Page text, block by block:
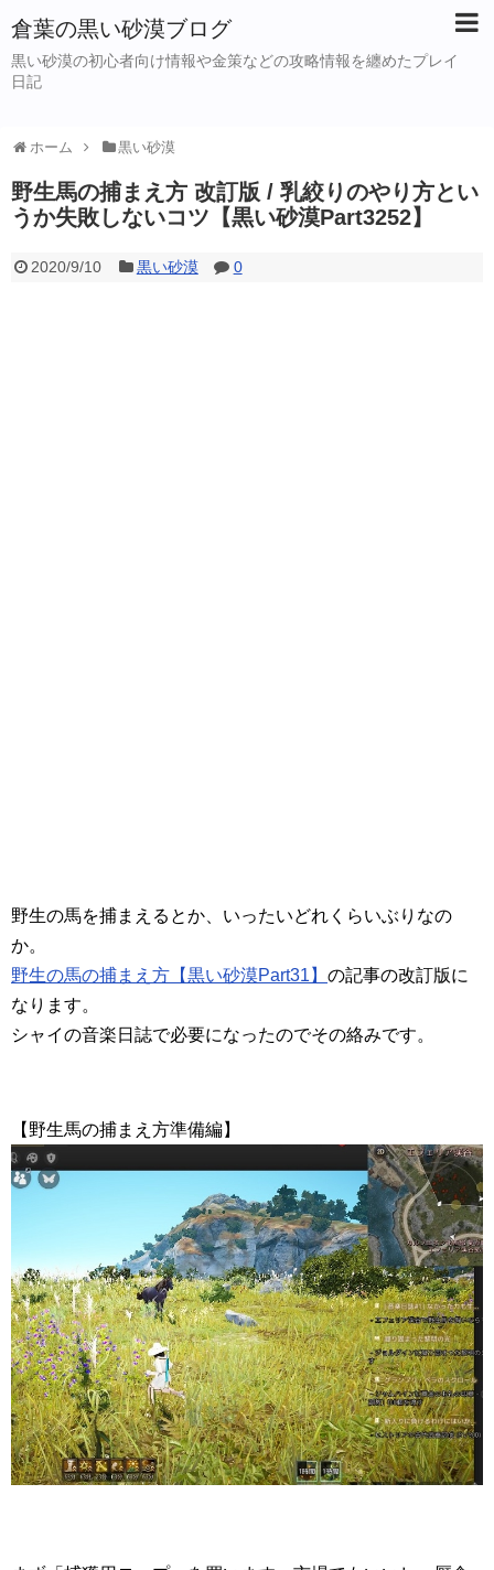
倉葉の黒い砂漠ブログ
黒い砂漠の初心者向け情報や金策などの攻略情報を纏めたプレイ
日記
ホーム 黒い砂漠
野生馬の捕まえ方 改訂版 / 乳絞りのやり方とい
うか失敗しないコツ【黒い砂漠Part3252】
2020/9/10 黒い砂漠 0
野生の馬を捕まえるとか、いったいどれくらいぶりなの
か。
野生の馬の捕まえ方【黒い砂漠Part31】 の記事の改訂版に
なります。
シャイの音楽日誌で必要になったのでその絡みです。
【野生馬の捕まえ方準備編】